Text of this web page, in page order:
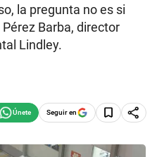
la pregunta no es si
Barba, director
Lindley.
Seguir en